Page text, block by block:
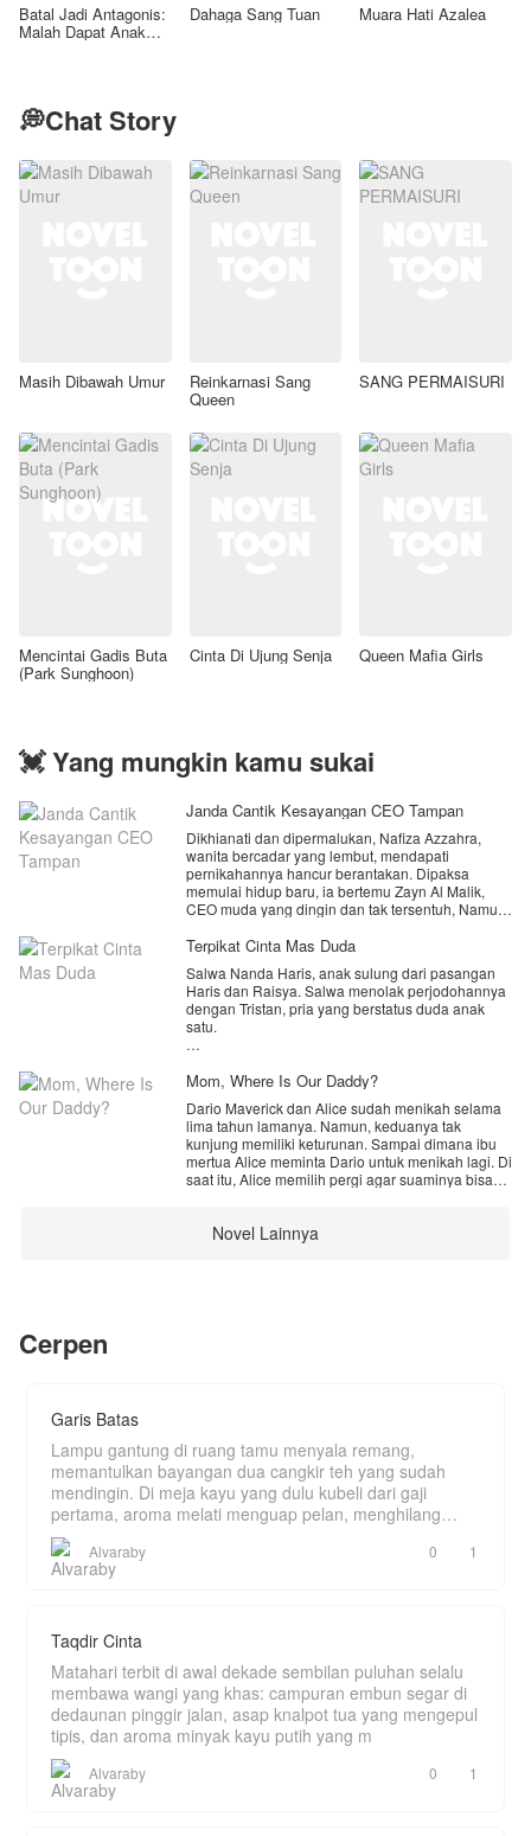
Batal Jadi Antagonis:
Malah Dapat Anak
Dahaga Sang Tuan Muara Hati Azalea
💭Chat Story
Masih Dibawah Umur Reinkarnasi Sang
Queen
SANG PERMAISURI
Mencintai Gadis Buta
(Park Sunghoon)
Cinta Di Ujung Senja Queen Mafia Girls
💓 Yang mungkin kamu sukai
Janda Cantik Kesayangan CEO Tampan
Dikhianati dan dipermalukan, Nafiza Azzahra,
wanita bercadar yang lembut, mendapati
pernikahannya hancur berantakan. Dipaksa
memulai hidup baru, ia bertemu Zayn Al Malik,
CEO muda yang dingin dan tak tersentuh, Namun,
membuatnya mempertanyakan keyakinannya. Di
bersemi. Mampukah Zayn meluluhkan hati Nafiza
yang sedang terluka? Dan bisakah mereka
menemukan cinta sejati di tengah badai
pengkhianatan?
Terpikat Cinta Mas Duda
Salwa Nanda Haris, anak sulung dari pasangan
Haris dan Raisya. Salwa menolak perjodohannya
dengan Tristan, pria yang berstatus duda anak
satu.
Ia beralasan tak ingin dibanding-bandingkan
sama sekali tahu yang namanya Tristan.
Namun pernikahan mereka terpaksa dilakukan
secara mendadak lantaran permintaan terakhir
dari Papa Tristan yang merupakan sahabat karib
Sebagai seorang anak yang baik, akhirnya Salwa
Mom, Where Is Our Daddy?
Dario Maverick dan Alice sudah menikah selama
lima tahun lamanya. Namun, keduanya tak
kunjung memiliki keturunan. Sampai dimana ibu
mertua Alice meminta Dario untuk menikah lagi. Di
saat itu, Alice memilih pergi agar suaminya bisa
Namun, siapa sangka. Jika dirinya pergi ternyata
sedang dalam keadaan sedang mengandung.
BACA SEGERA!!!
Novel Lainnya
Cerpen
Garis Batas
Lampu gantung di ruang tamu menyala remang,
memantulkan bayangan dua cangkir teh yang sudah
mendingin. Di meja kayu yang dulu kubeli dari gaji
pertama, aroma melati menguap pelan, menghilang
ditelan k
Alvaraby 0 1
Taqdir Cinta
Matahari terbit di awal dekade sembilan puluhan selalu
membawa wangi yang khas: campuran embun segar di
dedaunan pinggir jalan, asap knalpot tua yang mengepul
tipis, dan aroma minyak kayu putih yang m
Alvaraby 0 1